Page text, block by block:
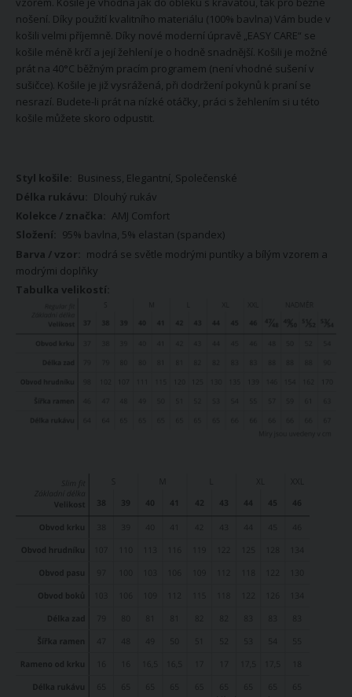
nošení. Díky použití kvalitního materiálu (100% bavlna) Vám bude v
košili velmi příjemně. Díky nové moderní úpravě „EASY CARE“ se
košile méně krčí a její žehlení je o hodně snadnější. Košili je možné
prát na 40°C běžným pracím programem (není vhodné sušení v
sušičce). Košile je již vysrážená, při dodržení pokynů k praní se
nesrazí. Budete-li prát na nízké otáčky, práci s žehlením si u této
košile můžete skoro odpustit.
Více
informací
Business, Elegantní, Společenské
Dlouhý rukáv
AMJ Comfort
95% bavlna, 5% elastan (spandex)
modrá se světle modrými puntíky a bílým vzorem a
modrými doplňky